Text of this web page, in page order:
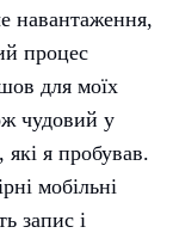
навантаження,
процес
для моїх
чудовий у
я пробував.
мобільні
запис і